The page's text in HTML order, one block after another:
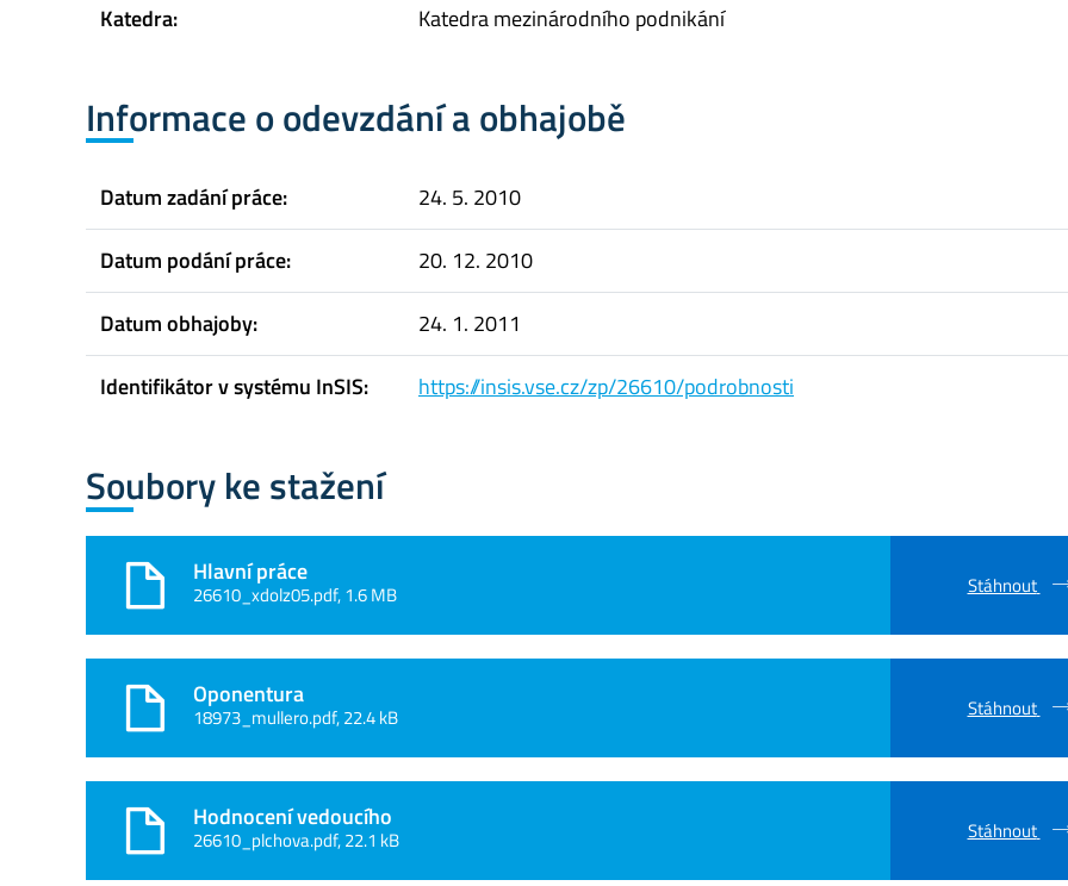
Katedra:
Katedra mezinárodního podnikání
Informace o odevzdání a obhajobě
Datum zadání práce:
24. 5. 2010
Datum podání práce:
20. 12. 2010
Datum obhajoby:
24. 1. 2011
Identifikátor v systému InSIS:
https://insis.vse.cz/zp/26610/podrobnosti
Soubory ke stažení
Hlavní práce
26610_xdolz05.pdf, 1.6 MB Stáhnout
Oponentura
18973_mullero.pdf, 22.4 kB Stáhnout
Hodnocení vedoucího
26610_plchova.pdf, 22.1 kB Stáhnout